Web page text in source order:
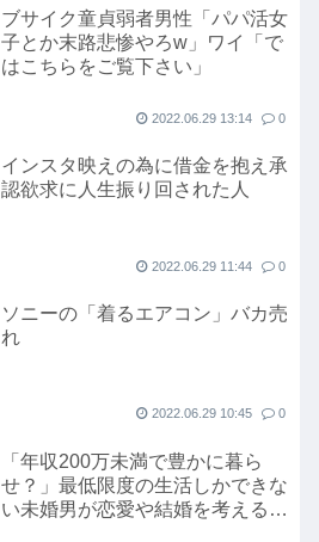
ブサイク童貞弱者男性「パパ活女
子とか末路悲惨やろw」ワイ「で
はこちらをご覧下さい」
2022.06.29 13:14 0
インスタ映えの為に借金を抱え承
認欲求に人生振り回された人
2022.06.29 11:44 0
ソニーの「着るエアコン」バカ売
れ
2022.06.29 10:45 0
「年収200万未満で豊かに暮ら
せ？」最低限度の生活しかできな
い未婚男が恋愛や結婚を考える余